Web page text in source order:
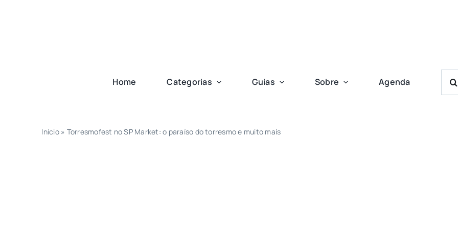
Home Categorias Guias Sobre Agenda
Início» Torresmofest no SP Market: o paraíso do torresmo e muito mais